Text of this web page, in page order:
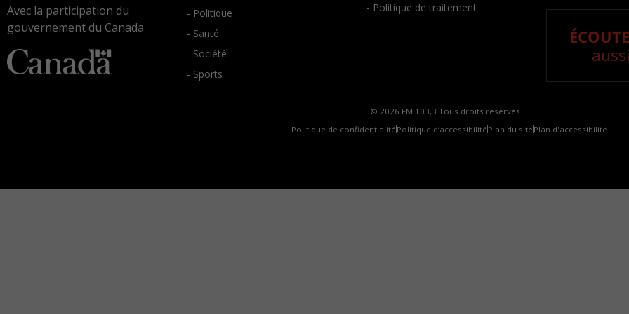
Avec la participation du
gouvernement du Canada
- Politique
- Santé
- Société
- Sports
- Politique de traitement
© 2026 FM 103,3 Tous droits réservés.
Politique de confidentialité Politique d’accessibilité Plan du site Plan d'accessibilite